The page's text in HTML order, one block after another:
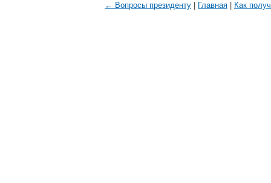
← Вопросы президенту Главная Как